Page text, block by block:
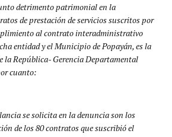
detrimento patrimonial en la
de prestación de servicios suscritos por
al contrato interadministrativo
entidad y el Municipio de Popayán, es la
la República- Gerencia Departamental
cuanto:
se solicita en la denuncia son los
de los 80 contratos que suscribió el